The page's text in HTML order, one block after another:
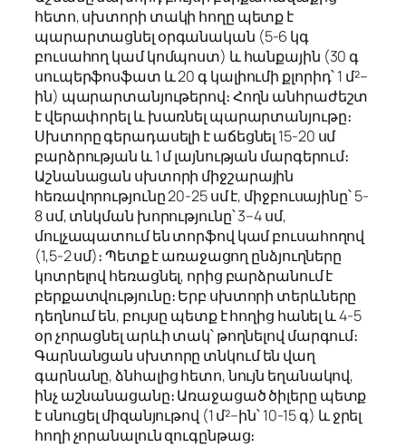
հետո, սխտորի տակի հողը պետք է
պարարտացնել օրգանական (5-6 կգ
բուսահող կամ կոմպոստ) և հանքային (30 գ
սուպերֆոսֆատ և 20 գ կալիումի քլորիդ՝ 1 մ²–
ին) պարարտանյութերով։ Հողն անհրաժեշտ
է վերափորել և խառնել պարարտանյութը։
Սխտորը գերադասելի է աճեցնել 15-20 սմ
բարձրության և 1 մ լայնության մարգերում։
Աշնանացան սխտորի միջշարային
հեռավորությունը 20-25 սմ է, միջբուսայինը՝ 5-
8 սմ, տնկման խորությունը՝ 3–4 սմ,
մուլչապատում են տորֆով կամ բուսահողով
(1,5-2 սմ)։ Պետք է առաջացող ընձյուղները
կոտրելով հեռացնել, որից բարձրանում է
բերքատվությունը։ Երբ սխտորի տերևները
դեղնում են, բույսը պետք է հողից հանել և 4-5
օր չորացնել արևի տակ՝ թողնելով մարգում։
Գարնանցան սխտորը տնկում են վաղ
գարնանը, ձնհալից հետո, նույն եղանակով,
ինչ աշնանացանը։ Առաջացած ծիլերը պետք
է սնուցել միզանյութով (1 մ²–ին՝ 10-15 գ) և ջրել
հողի չորանալուն զուգընթաց։